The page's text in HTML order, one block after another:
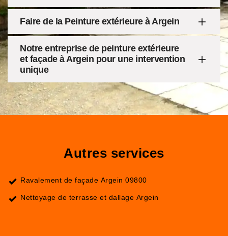
Faire de la Peinture extérieure à Argein
Notre entreprise de peinture extérieure
et façade à Argein pour une intervention
unique
Autres services
Ravalement de façade Argein 09800
Nettoyage de terrasse et dallage Argein